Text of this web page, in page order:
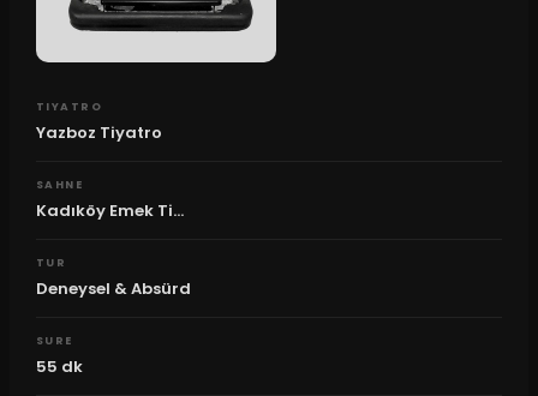
TIYATRO
Yazboz Tiyatro
SAHNE
Kadıköy Emek Ti...
TUR
Deneysel & Absürd
SURE
55 dk